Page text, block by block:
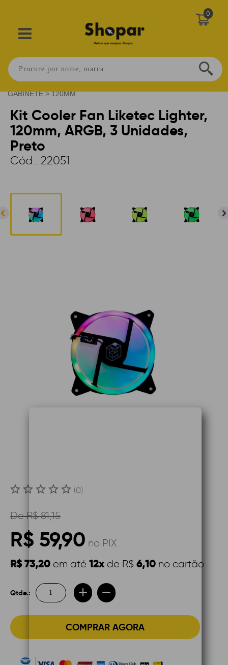
0
GABINETE>120MM
Kit Cooler Fan Liketec Lighter,
120mm, ARGB, 3 Unidades,
Preto
Cód.: 22051
(0)
DeR$ 81,15
R$ 59,90 no PIX
R$ 73,20 em até 12xde R$ 6,10 no cartão
Qtde.:
COMPRAR AGORA